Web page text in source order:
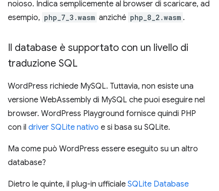
noioso. Indica semplicemente al browser di scaricare, ad
esempio, php_7_3.wasm anziché php_8_2.wasm .
Il database è supportato con un livello di
traduzione SQL
WordPress richiede MySQL. Tuttavia, non esiste una
versione WebAssembly di MySQL che puoi eseguire nel
browser. WordPress Playground fornisce quindi PHP
con il driver SQLite nativo e si basa su SQLite.
Ma come può WordPress essere eseguito su un altro
database?
Dietro le quinte, il plug-in ufficiale SQLite Database